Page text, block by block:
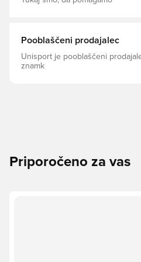
Pooblaščeni prodajalec
Unisport je pooblaščeni
znamk
Priporočeno za vas